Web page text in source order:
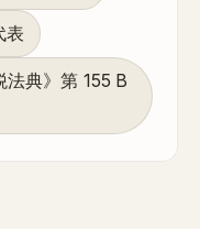
表
法典》第 155 B